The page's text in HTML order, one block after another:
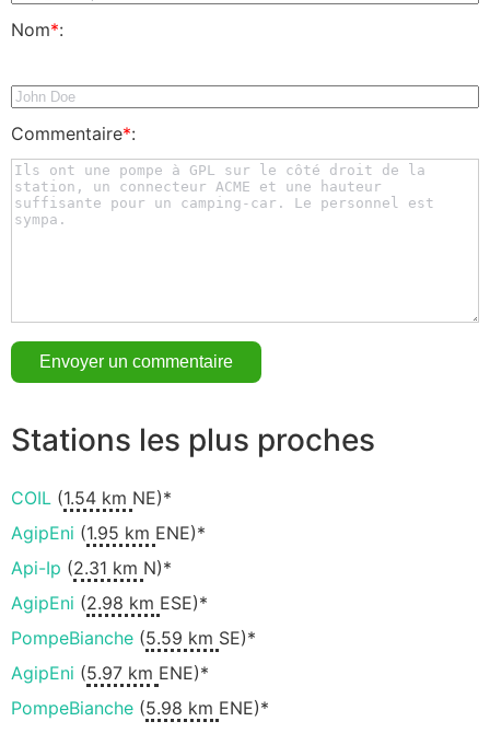
Nom*:
Commentaire*:
Stations les plus proches
COIL (1.54 km NE)*
AgipEni (1.95 km ENE)*
Api-Ip (2.31 km N)*
AgipEni (2.98 km ESE)*
PompeBianche (5.59 km SE)*
AgipEni (5.97 km ENE)*
PompeBianche (5.98 km ENE)*